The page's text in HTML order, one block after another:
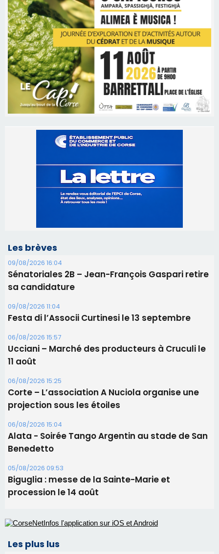
Les brèves
09/08/2026 16:04
Sénatoriales 2B – Jean-François Gaspari retire
sa candidature
09/08/2026 11:04
Festa di l’Associi Curtinesi le 13 septembre
06/08/2026 15:57
Ucciani – Marché des producteurs à Cruculi le
11 août
06/08/2026 15:25
Corte – L’association A Nuciola organise une
projection sous les étoiles
06/08/2026 15:04
Alata - Soirée Tango Argentin au stade de San
Benedetto
05/08/2026 09:53
Biguglia : messe de la Sainte-Marie et
procession le 14 août
Les plus lus